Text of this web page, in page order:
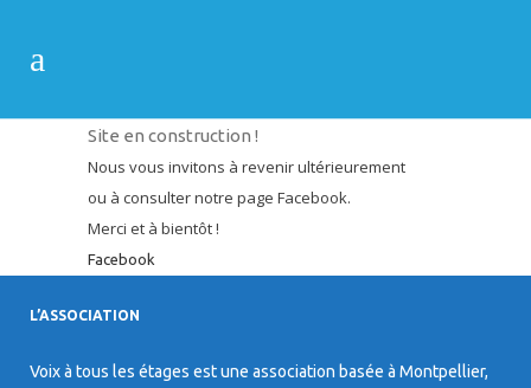
Site en construction !
Nous vous invitons à revenir ultérieurement
ou à consulter notre page Facebook.
Merci et à bientôt !
Facebook
L’ASSOCIATION
Voix à tous les étages est une association basée à Montpellier,